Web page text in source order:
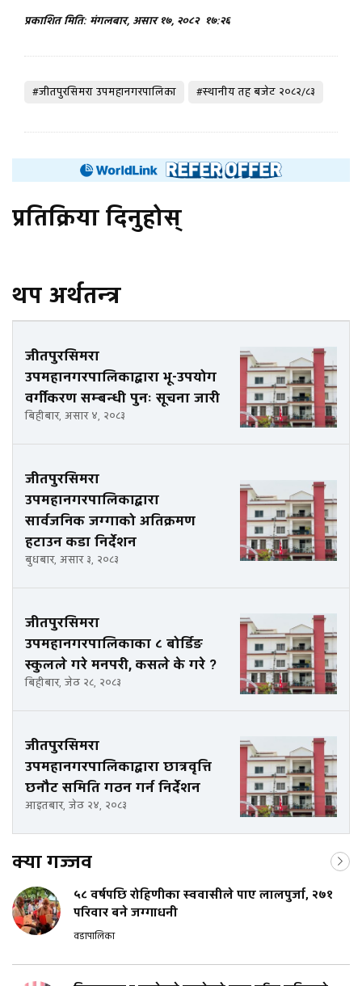
प्रकाशित मिति: मंगलबार, असार १७, २०८२ १७:२६
#जीतपुरसिमरा उपमहानगरपालिका #स्थानीय तह बजेट २०८२/८३
प्रतिक्रिया दिनुहोस्
थप अर्थतन्त्र
जीतपुरसिमरा
उपमहानगरपालिकाद्वारा भू-उपयोग
वर्गीकरण सम्बन्धी पुनः सूचना जारी
बिहीबार, असार ४, २०८३
जीतपुरसिमरा
उपमहानगरपालिकाद्वारा
सार्वजनिक जग्गाको अतिक्रमण
हटाउन कडा निर्देशन
बुधबार, असार ३, २०८३
जीतपुरसिमरा
उपमहानगरपालिकाका ८ बोर्डिङ
स्कुलले गरे मनपरी, कसले के गरे ?
बिहीबार, जेठ २८, २०८३
जीतपुरसिमरा
उपमहानगरपालिकाद्वारा छात्रवृत्ति
छनौट समिति गठन गर्न निर्देशन
आइतबार, जेठ २४, २०८३
क्या गज्जव
५८ वर्षपछि रोहिणीका स्ववासीले पाए लालपुर्जा, २७१
परिवार बने जग्गाधनी
वडापालिका